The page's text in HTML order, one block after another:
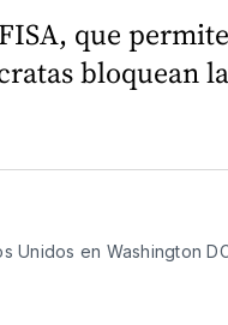
que
bloquean
Unidos en Washington